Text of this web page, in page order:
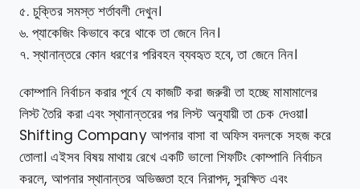
৫. চুক্তির সমস্ত শর্তাবলী দেখুন।
৬. প্যাকেজিং কিভাবে করে থাকে তা জেনে নিন।
৭. স্থানান্তরে কোন ধরণের পরিবহন ব্যবহৃত হবে, তা জেনে নিন।
কোম্পানি নির্বাচন করার পূর্বে যে কাজটি করা জরুরী তা হচ্ছে মামামালের
লিস্ট তৈরি করা এবং স্থানান্তরের পর লিস্ট অনুযায়ী তা চেক দেওয়া।
Shifting Company আপনার বাসা বা অফিস বদলকে সহজ করে
তোলা। এইসব বিষয় মাথায় রেখে একটি ভালো শিফটিং কোম্পানি নির্বাচন
করলে, আপনার স্থানান্তর অভিজ্ঞতা হবে নিরাপদ, সুরক্ষিত এবং